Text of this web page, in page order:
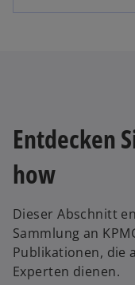
Entdecken
how
Dieser Abschnitt
Sammlung an
Publikationen, die
Experten dienen.